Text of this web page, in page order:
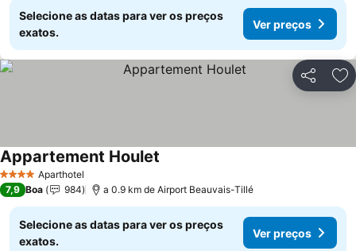
Selecione as datas para ver os preços
exatos.
Ver preços
Partilhar
4 EstrelasAparthotel
Appartement Houlet
7,9 Boa 984 a 0.9 km de Airport Beauvais-Tillé
Selecione as datas para ver os preços
exatos.
Ver preços